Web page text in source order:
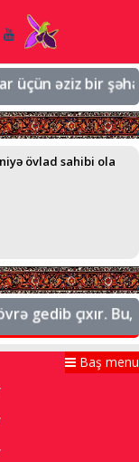
əziz bir
övlad sahibi ola
gedib çıxır. Bu,
Baş menu